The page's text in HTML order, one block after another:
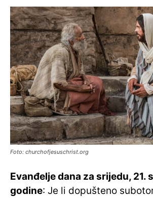
Foto: churchofjesuschrist.org
Evanđelje dana za srijedu, 21.
godine: Je li dopušteno